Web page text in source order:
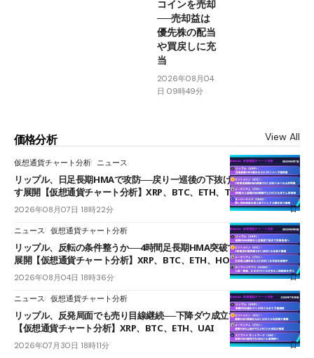
コインを売却
──売却益は
優先株の配当
や買戻しに充
当
2026年08月04
日 09時49分
価格分析 View All
仮想通貨チャート分析 ニュース
リップル、日足長期HMAで攻防──戻り一巡後の下抜けで0.95ドルを試
す展開【仮想通貨チャート分析】XRP、BTC、ETH、TAKE
2026年08月07日 18時22分
ニュース 仮想通貨チャート分析
リップル、反転の条件整うか──4時間足長期HMA突破で雲下端を目指す
展開【仮想通貨チャート分析】XRP、BTC、ETH、HOME
2026年08月04日 18時36分
ニュース 仮想通貨チャート分析
リップル、反発局面でも売り目線継続──下降ダウ成立で下値追う展開
【仮想通貨チャート分析】XRP、BTC、ETH、UAI
2026年07月30日 18時11分